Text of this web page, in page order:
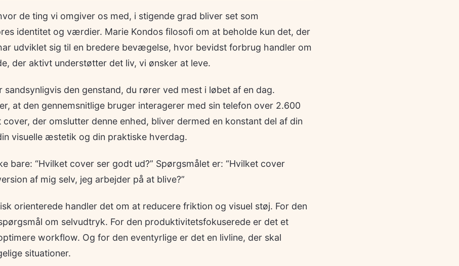
de ting vi omgiver os med, i stigende grad bliver set som
identitet og værdier. Marie Kondos filosofi om at beholde kun det, der
udviklet sig til en bredere bevægelse, hvor bevidst forbrug handler om
der aktivt understøtter det liv, vi ønsker at leve.
sandsynligvis den genstand, du rører ved mest i løbet af en dag.
at den gennemsnitlige bruger interagerer med sin telefon over 2.600
cover, der omslutter denne enhed, bliver dermed en konstant del af din
visuelle æstetik og din praktiske hverdag.
bare: “Hvilket cover ser godt ud?” Spørgsmålet er: “Hvilket cover
af mig selv, jeg arbejder på at blive?”
orienterede handler det om at reducere friktion og visuel støj. For den
om selvudtryk. For den produktivitetsfokuserede er det et
workflow. Og for den eventyrlige er det en livline, der skal
situationer.